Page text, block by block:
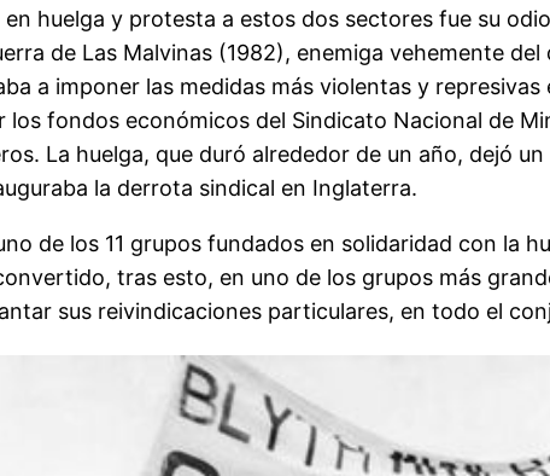
huelga y protesta a estos dos sectores fue su
de Las Malvinas (1982), enemiga vehemente
a imponer las medidas más violentas y
los fondos económicos del Sindicato Nacional de
La huelga, que duró alrededor de un año, dejó
la derrota sindical en Inglaterra.
de los 11 grupos fundados en solidaridad con la
tras esto, en uno de los grupos más
sus reivindicaciones particulares, en todo el